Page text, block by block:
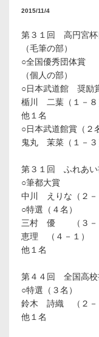
2015/11/4
第３１回 高円宮杯
（毛筆の部）
○全国優秀団体賞
（個人の部）
○日本武道館 奨励
楯川 二葉（１－
他１名
○日本武道館賞（２
鬼丸 茉菜（１－
第３１回 ふれあい
○筆都大賞
中川 えりな（２－
○特選（４名）
三村 優 （３－
恵理 （４－１）
他１名
第４４回 全国高校
○特選（３名）
鈴木 詩織 （２－
他１名